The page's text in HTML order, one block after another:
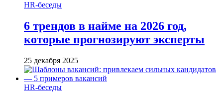
HR-беседы
6 трендов в найме на 2026 год,
которые прогнозируют эксперты
25 декабря 2025
HR-беседы